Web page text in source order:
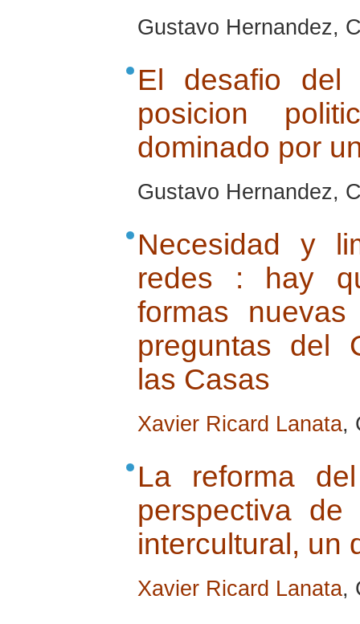
Gustavo Hernandez,
El desafio del
posicion
dominado por
Gustavo Hernandez,
Necesidad y
redes : hay
formas
preguntas del
las Casas
Xavier Ricard Lanata,
La reforma
perspectiva
intercultural, un
Xavier Ricard Lanata,